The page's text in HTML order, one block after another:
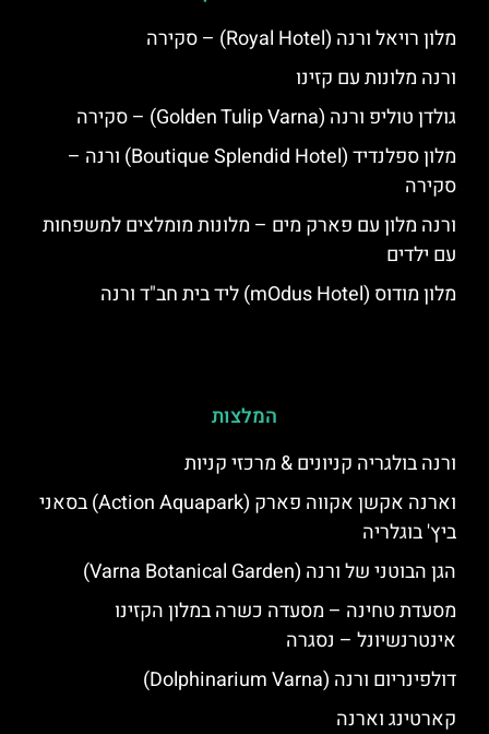
מלון רויאל ורנה (Royal Hotel) – סקירה
ורנה מלונות עם קזינו
גולדן טוליפ ורנה (Golden Tulip Varna) – סקירה
מלון ספלנדיד (Boutique Splendid Hotel) ורנה –
סקירה
ורנה מלון עם פארק מים – מלונות מומלצים למשפחות
עם ילדים
מלון מודוס (mOdus Hotel) ליד בית חב"ד ורנה
המלצות
ורנה בולגריה קניונים & מרכזי קניות
וארנה אקשן אקווה פארק (Action Aquapark) בסאני
ביץ' בוגלריה
הגן הבוטני של ורנה (Varna Botanical Garden)
מסעדת טחינה – מסעדה כשרה במלון הקזינו
אינטרנשיונל – נסגרה
דולפינריום ורנה (Dolphinarium Varna)
קארטינג וארנה